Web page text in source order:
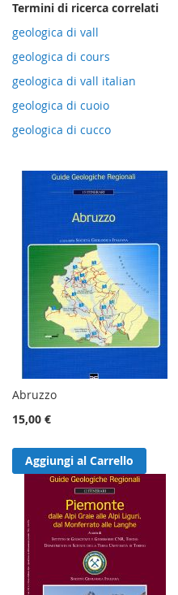
Termini di ricerca correlati
geologica di vall
geologica di cours
geologica di vall italian
geologica di cuoio
geologica di cucco
Abruzzo
15,00 €
Aggiungi al Carrello